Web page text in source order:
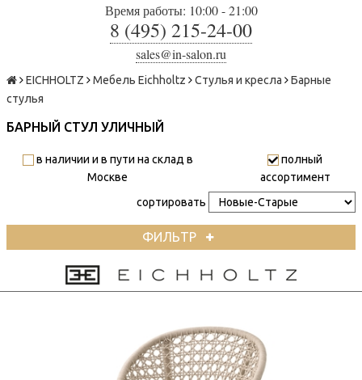
Время работы: 10:00 - 21:00
8 (495) 215-24-00
sales@in-salon.ru
EICHHOLTZ Мебель Eichholtz Стулья и кресла
Барные
стулья
БАРНЫЙ СТУЛ УЛИЧНЫЙ
в наличии и в пути на склад в
Москве
полный
ассортимент
сортировать
ФИЛЬТР